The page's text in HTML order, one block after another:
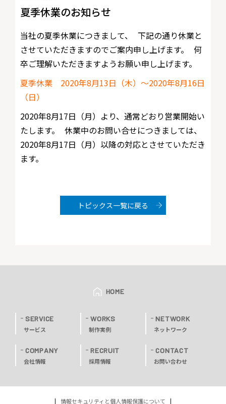
夏季休業のお知らせ
当社の夏季休業につきまして、 下記の通り休業と
させていただきますのでご案内申し上げます。 何
卒ご理解いただきますようお願い申し上げます。
夏季休業 2020年8月13日（木）～2020年8月16日
（日）
2020年8月17日（月）より、通常どおり営業開始い
たします。 休業中のお問い合せにつきましては、
2020年8月17日（月）以降の対応とさせていただき
ます。
トピックス一覧に戻る
HOME
SERVICE
サービス
WORKS
制作実例
NETWORK
ネットワーク
COMPANY
会社情報
RECRUIT
採用情報
CONTACT
お問い合わせ
情報セキュリティと個人情報保護について